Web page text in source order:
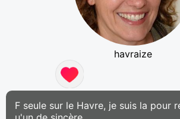
havraize
F seule sur le Havre, je suis la pour